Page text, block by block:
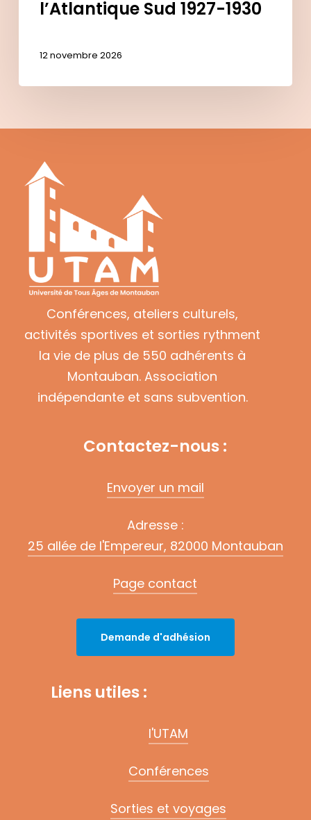
l’Atlantique Sud 1927-1930
12 novembre 2026
Conférences, ateliers culturels,
activités sportives et sorties rythment
la vie de plus de 550 adhérents à
Montauban. Association
indépendante et sans subvention.
Contactez-nous :
Envoyer un mail
Adresse :
25 allée de l'Empereur, 82000 Montauban
Page contact
Demande d'adhésion
Liens utiles :
l'UTAM
Conférences
Sorties et voyages